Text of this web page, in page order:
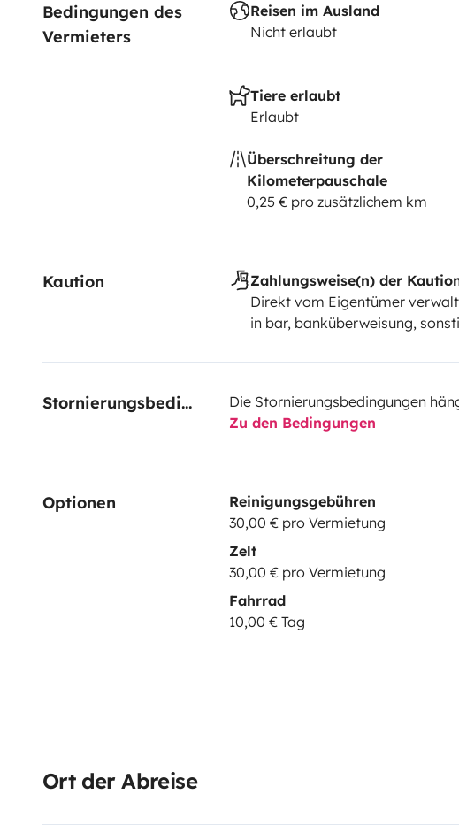
Bedingungen des
Vermieters
Reisen im Ausland
Nicht erlaubt
Tiere erlaubt
Erlaubt
Überschreitung der
Kilometerpauschale
0,25 € pro zusätzlichem km
Kaution
Zahlungsweise(n) der
Direkt vom Eigentümer
in bar, banküberweisung,
Stornierungsbedingungen
Die Stornierungsbedingungen
Zu den Bedingungen
Optionen
Reinigungsgebühren
30,00 € pro Vermietung
Zelt
30,00 € pro Vermietung
Fahrrad
10,00 € Tag
Ort der Abreise